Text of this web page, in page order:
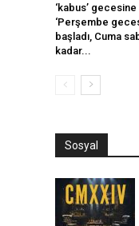
‘kabus’
‘Perşembe
başladı, Cuma
kadar...
Sosyal